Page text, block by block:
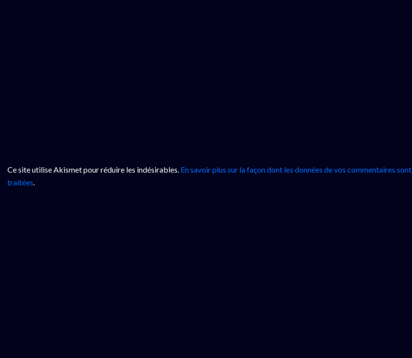
Ce site utilise Akismet pour réduire les indésirables. En savoir plus sur la façon dont les données de vos commentaires sont
traitées.